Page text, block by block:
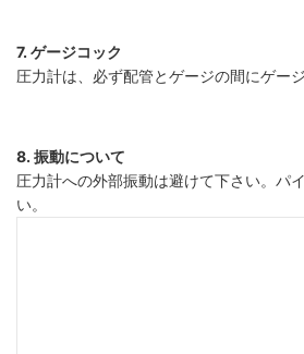
7. ゲージコック
圧力計は、必ず配管とゲージの間にゲー
8. 振動について
圧力計への外部振動は避けて下さい。パ
い。